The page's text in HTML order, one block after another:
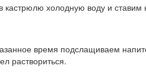
кастрюлю холодную воду и ставим
время подслащиваем
раствориться.